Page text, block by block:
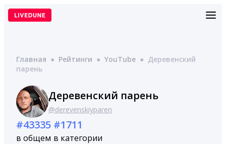
Перейти
Главная ● Рейтинги ● YouTube ● Деревенский
парень
Деревенский парень
@derevenskiyparen
#43335
в общем
#1711
в категории